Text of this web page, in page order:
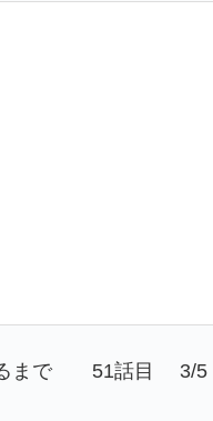
るまで 51話目 3/5